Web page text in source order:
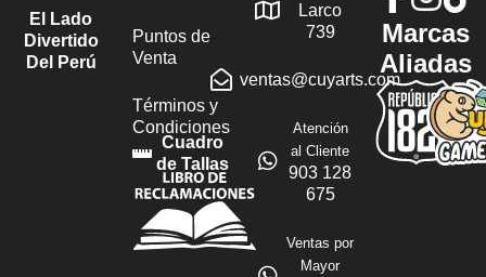
El Lado
Divertido
Del Perú
Puntos de
Venta
Términos y
Condiciones
Cuadro
de Tallas
Larco
739
ventas@cuyarts.com
Atención
al Cliente
903 128
675
Ventas por
Mayor
Marcas
Aliadas